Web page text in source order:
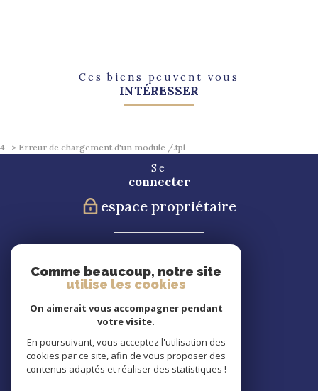
Ces biens peuvent vous
INTÉRESSER
4 -> Erreur de chargement d'un module /.tpl
Se
connecter
espace propriétaire
suivre
Nous
Comme beaucoup, notre site
utilise les cookies
On aimerait vous accompagner pendant
votre visite.
En poursuivant, vous acceptez l'utilisation des
cookies par ce site, afin de vous proposer des
contenus adaptés et réaliser des statistiques !